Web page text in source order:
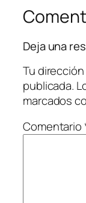
Deja una
Tu
publicada.
marcados
Comentario